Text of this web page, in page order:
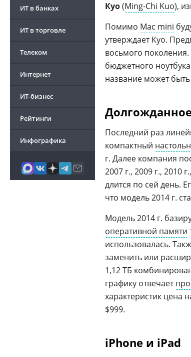
ИТ в банках
ИТ в торговле
Телеком
Интернет
ИТ-бизнес
Рейтинги
Инфографика
Куо(Ming-Chi Kuo),
Помимо Mac mini
утверждает Куо.
восьмого
бюджетного ноутбука
название может
Последний раз
компактный
г. Далее компания
2007 г., 2009 г., 2010
длится по сей день.
что модель 2014 г.
Модель 2014 г.
оперативной памяти
использовалась.
заменить или
1,12 ТБ
графику отвечает
характеристик цена
$999.
iPhone и iPad